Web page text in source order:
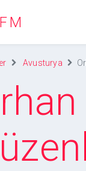
Avusturya